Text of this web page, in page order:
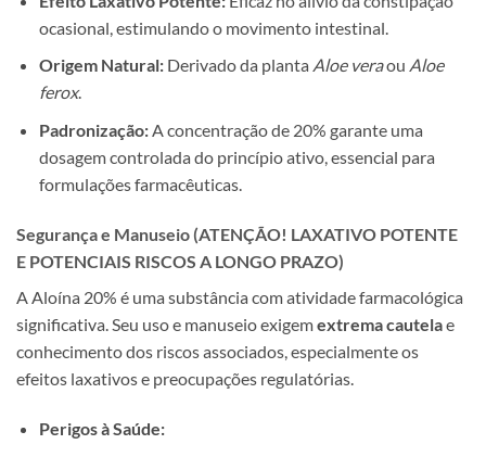
ocasional, estimulando o movimento intestinal.
Origem Natural:Derivado da planta Aloe veraou Aloe
ferox.
Padronização:A concentração de 20% garante uma
dosagem controlada do princípio ativo, essencial para
formulações farmacêuticas.
Segurança e Manuseio (ATENÇÃO! LAXATIVO POTENTE
E POTENCIAIS RISCOS A LONGO PRAZO)
A Aloína 20% é uma substância com atividade farmacológica
significativa. Seu uso e manuseio exigemextrema cautelae
conhecimento dos riscos associados, especialmente os
efeitos laxativos e preocupações regulatórias.
Perigos à Saúde: